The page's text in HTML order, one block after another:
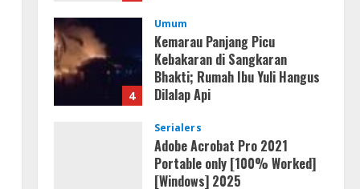
4
Umum
Kemarau Panjang Picu
Kebakaran di Sangkaran
Bhakti; Rumah Ibu Yuli Hangus
Dilalap Api
Serialers
Adobe Acrobat Pro 2021
Portable only [100% Worked]
[Windows] 2025